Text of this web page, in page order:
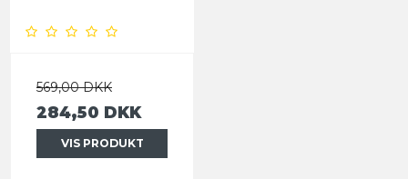
569,00 DKK
284,50 DKK
VIS PRODUKT